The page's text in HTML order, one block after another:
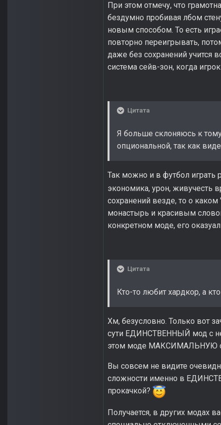
При этом отмечу, что
бездумно пробивая лбом
новым способом. То есть
повторно переигрывать,
даже без сохранений учится
система сейв-зон, когда
Цитата
Я больше склоняюсь к
опциональной, так как
Так можно и в футбол играть
экономика, урон, живучесть
сохранений везде, то о
монастырь и красивым
конкретном моде, его
Цитата
Кто-то любит хардкор, а
Хм, безусловно. Только вот
сути ЕДИНСТВЕННЫЙ мод с
этом моде МАКСИМАЛЬНУЮ
Вы совсем не видите
сложности именно в
прокачкой?
Получается, в других модах